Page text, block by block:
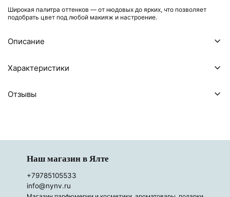
Широкая палитра оттенков — от нюдовых до ярких, что позволяет
подобрать цвет под любой макияж и настроение.
Описание
Характеристики
Отзывы
Наш магазин в Ялте
+79785105533
info@nynv.ru